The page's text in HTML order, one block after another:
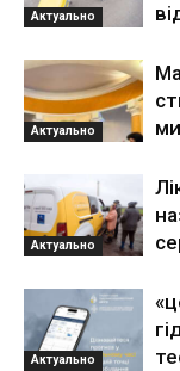
Актуально
Актуально
Актуально
Актуально